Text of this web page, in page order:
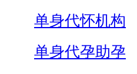
单身代怀机构
单身代孕助孕